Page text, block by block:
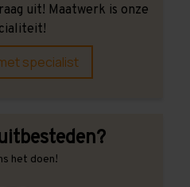
uit! Maatwerk is onze
specialist
het doen!